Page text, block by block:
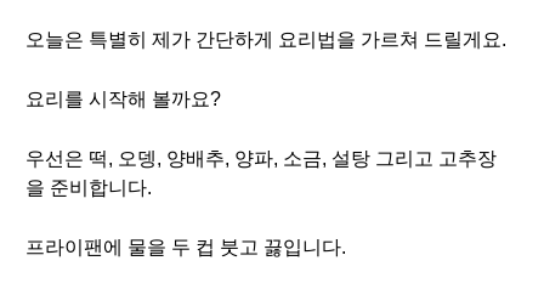
오늘은 특별히 제가 간단하게 요리법을 가르쳐 드릴게요.
요리를 시작해 볼까요?
우선은 떡, 오뎅, 양배추, 양파, 소금, 설탕 그리고 고추장
을 준비합니다.
프라이팬에 물을 두 컵 붓고 끓입니다.